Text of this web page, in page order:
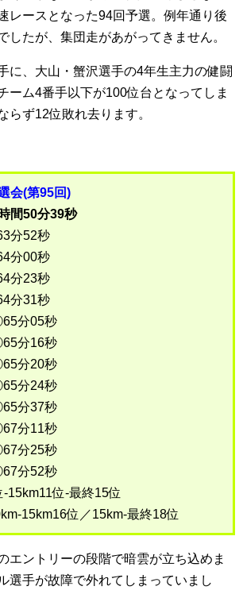
レースとなった94回予選。例年通り後
したが、集団走があがってきません。
に、大山・蟹沢選手の4年生主力の健闘
ーム4番手以下が100位台となってしま
らず12位敗れ去ります。
会(第95回)
間50分39秒
分52秒
分00秒
分23秒
分31秒
分05秒
分16秒
分20秒
分24秒
分37秒
分11秒
分25秒
分52秒
15km11位-最終15位
15km16位／15km-最終18位
ントリーの段階で暗雲が立ち込めま
選手が故障で外れてしまっていまし